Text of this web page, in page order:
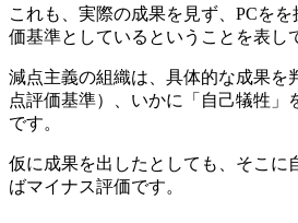
これも、実際の成果を見ず、PCを
価基準としているということを表し
減点主義の組織は、具体的な成果を
点評価基準）、いかに「自己犠牲」
です。
仮に成果を出したとしても、そこに
ばマイナス評価です。